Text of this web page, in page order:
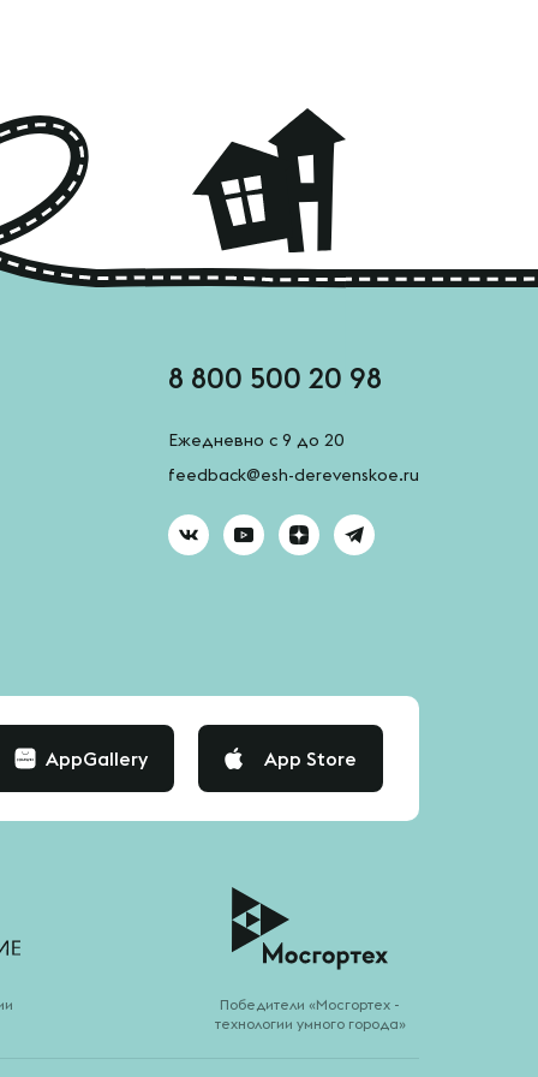
8 800 500 20 98
Ежедневно с 9 до 20
feedback@esh-derevenskoe.ru
AppGallery App Store
Победители «Мосгортех -
технологии умного города»